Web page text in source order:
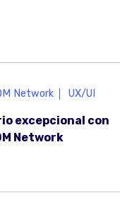
Network UX/UI
excepcional con
Network